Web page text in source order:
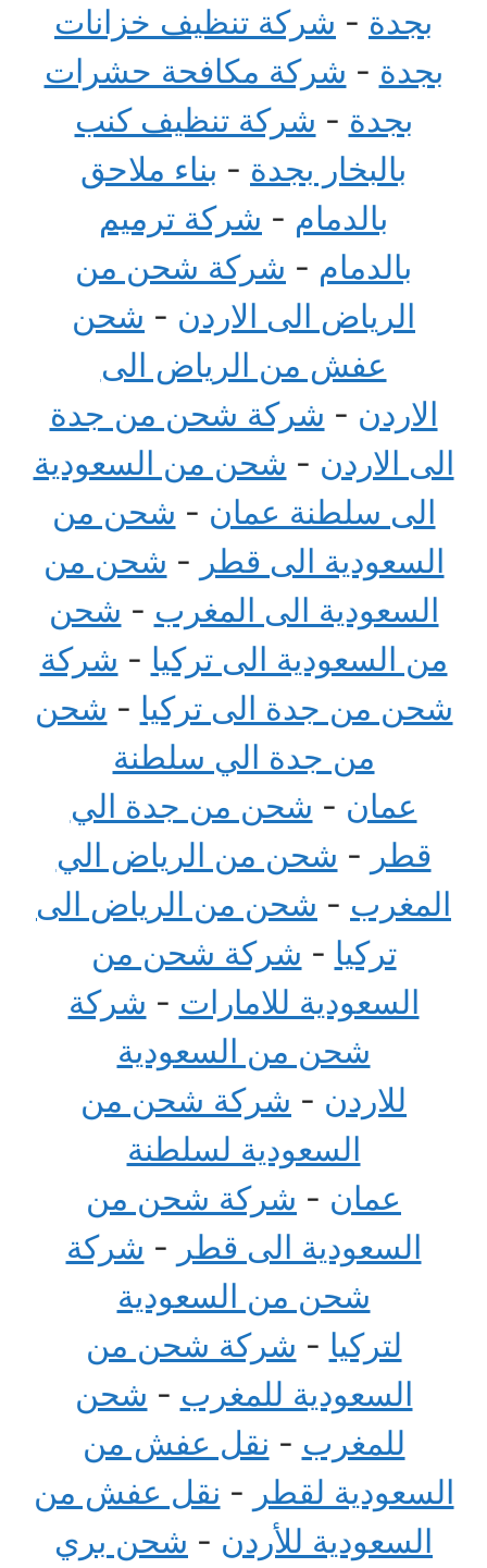
بجدة - شركة تنظيف خزانات
بجدة - شركة مكافحة حشرات
بجدة - شركة تنظيف كنب
بالبخار بجدة - بناء ملاحق
بالدمام - شركة ترميم
بالدمام - شركة شحن من
الرياض الى الاردن - شحن
عفش من الرياض الى
الاردن - شركة شحن من جدة
الى الاردن - شحن من السعودية
الى سلطنة عمان - شحن من
السعودية الى قطر - شحن من
السعودية الى المغرب - شحن
من السعودية الى تركيا - شركة
شحن من جدة الى تركيا - شحن
من جدة الي سلطنة
عمان - شحن من جدة الي
قطر - شحن من الرياض الي
المغرب - شحن من الرياض الى
تركيا - شركة شحن من
السعودية للامارات - شركة
شحن من السعودية
للاردن - شركة شحن من
السعودية لسلطنة
عمان - شركة شحن من
السعودية الى قطر - شركة
شحن من السعودية
لتركيا - شركة شحن من
السعودية للمغرب - شحن
للمغرب - نقل عفش من
السعودية لقطر - نقل عفش من
السعودية للأردن - شحن بري